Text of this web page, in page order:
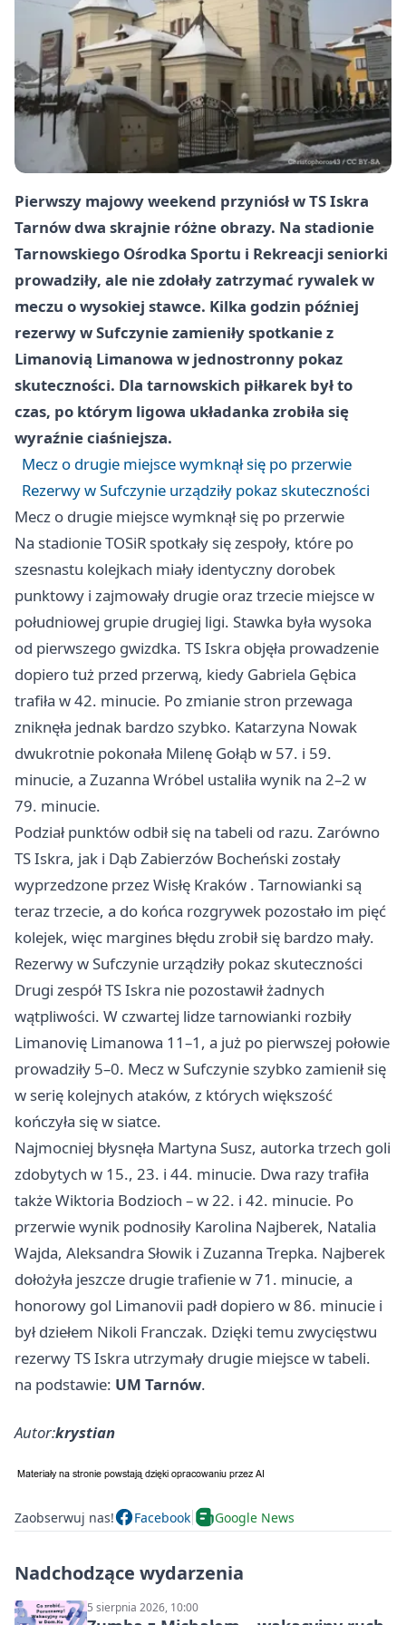
Pierwszy majowy weekend przyniósł w TS Iskra
Tarnów dwa skrajnie różne obrazy. Na stadionie
Tarnowskiego Ośrodka Sportu i Rekreacji seniorki
prowadziły, ale nie zdołały zatrzymać rywalek w
meczu o wysokiej stawce. Kilka godzin później
rezerwy w Sufczynie zamieniły spotkanie z
Limanovią Limanowa w jednostronny pokaz
skuteczności. Dla tarnowskich piłkarek był to
czas, po którym ligowa układanka zrobiła się
wyraźnie ciaśniejsza.
Mecz o drugie miejsce wymknął się po przerwie
Rezerwy w Sufczynie urządziły pokaz skuteczności
Mecz o drugie miejsce wymknął się po przerwie
Na stadionie TOSiR spotkały się zespoły, które po
szesnastu kolejkach miały identyczny dorobek
punktowy i zajmowały drugie oraz trzecie miejsce w
południowej grupie drugiej ligi. Stawka była wysoka
od pierwszego gwizdka. TS Iskra objęła prowadzenie
dopiero tuż przed przerwą, kiedy Gabriela Gębica
trafiła w 42. minucie. Po zmianie stron przewaga
zniknęła jednak bardzo szybko. Katarzyna Nowak
dwukrotnie pokonała Milenę Gołąb w 57. i 59.
minucie, a Zuzanna Wróbel ustaliła wynik na 2–2 w
79. minucie.
Podział punktów odbił się na tabeli od razu. Zarówno
TS Iskra, jak i Dąb Zabierzów Bocheński zostały
wyprzedzone przez Wisłę Kraków . Tarnowianki są
teraz trzecie, a do końca rozgrywek pozostało im pięć
kolejek, więc margines błędu zrobił się bardzo mały.
Rezerwy w Sufczynie urządziły pokaz skuteczności
Drugi zespół TS Iskra nie pozostawił żadnych
wątpliwości. W czwartej lidze tarnowianki rozbiły
Limanovię Limanowa 11–1, a już po pierwszej połowie
prowadziły 5–0. Mecz w Sufczynie szybko zamienił się
w serię kolejnych ataków, z których większość
kończyła się w siatce.
Najmocniej błysnęła Martyna Susz, autorka trzech goli
zdobytych w 15., 23. i 44. minucie. Dwa razy trafiła
także Wiktoria Bodzioch – w 22. i 42. minucie. Po
przerwie wynik podnosiły Karolina Najberek, Natalia
Wajda, Aleksandra Słowik i Zuzanna Trepka. Najberek
dołożyła jeszcze drugie trafienie w 71. minucie, a
honorowy gol Limanovii padł dopiero w 86. minucie i
był dziełem Nikoli Franczak. Dzięki temu zwycięstwu
rezerwy TS Iskra utrzymały drugie miejsce w tabeli.
na podstawie: UM Tarnów.
Autor:krystian
Zaobserwuj nas! Facebook Google News
Nadchodzące wydarzenia
5 sierpnia 2026, 10:00